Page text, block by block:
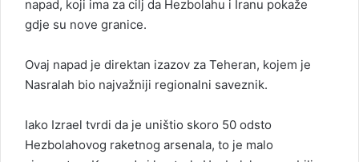
napad, koji ima za cilj da Hezbolahu i Iranu pokaže
gdje su nove granice.
Ovaj napad je direktan izazov za Teheran, kojem je
Nasralah bio najvažniji regionalni saveznik.
Iako Izrael tvrdi da je uništio skoro 50 odsto
Hezbolahovog raketnog arsenala, to je malo